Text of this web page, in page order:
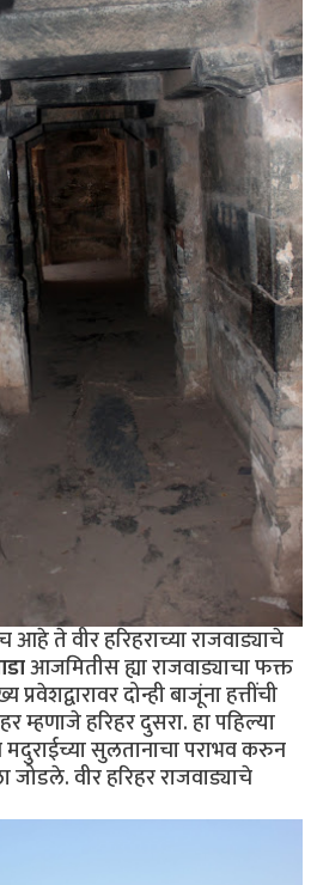
आहे ते वीर हरिहराच्या राजवाड्याचे
आजमितीस ह्या राजवाड्याचा फक्त
दोन्ही बाजूंना हत्तींची
म्हणाजे हरिहर दुसरा. हा पहिल्या
सुलतानाचा पराभव करुन
वीर हरिहर राजवाड्याचे